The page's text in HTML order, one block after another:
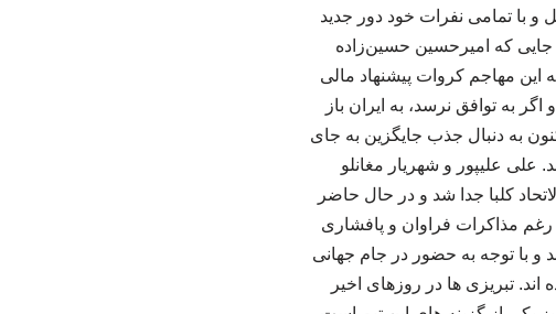
و با تمامی نفرات خود دور جدید
جایی که امیرحسین حسین‌زاده
مهاجم کروات پیشنهاد مالی
به توافق نرسد، به ایران باز
به دنبال جذب جایگزین به جای
علی علیپور و شهریار مغانلو
کلبا جدا شد و در حال حاضر
مذاکرات فراوان و پافشاری
و با توجه به حضور در جام جهانی
تبریزی ها در روزهای اخیر